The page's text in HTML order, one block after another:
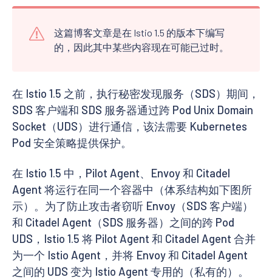
这篇博客文章是在 Istio 1.5 的版本下编写
的，因此其中某些内容现在可能已过时。
在 Istio 1.5 之前，执行秘密发现服务（SDS）期间，
SDS 客户端和 SDS 服务器通过跨 Pod Unix Domain
Socket（UDS）进行通信，该法需要 Kubernetes
Pod 安全策略提供保护。
在 Istio 1.5 中，Pilot Agent、Envoy 和 Citadel
Agent 将运行在同一个容器中（体系结构如下图所
示）。为了防止攻击者窃听 Envoy（SDS 客户端）
和 Citadel Agent（SDS 服务器）之间的跨 Pod
UDS，Istio 1.5 将 Pilot Agent 和 Citadel Agent 合并
为一个 Istio Agent，并将 Envoy 和 Citadel Agent
之间的 UDS 变为 Istio Agent 专用的（私有的）。